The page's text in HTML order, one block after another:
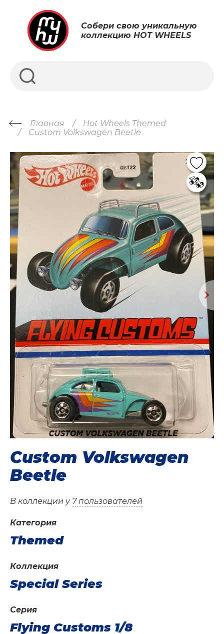
Собери свою уникальную
коллекцию HOT WHEELS
Главная
Hot Wheels Themed
Custom Volkswagen Beetle
Custom Volkswagen
Beetle
В коллекции у 7 пользователей
Категория
Themed
Коллекция
Special Series
Серия
Flying Customs 1/8